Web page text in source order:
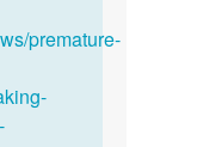
premature-